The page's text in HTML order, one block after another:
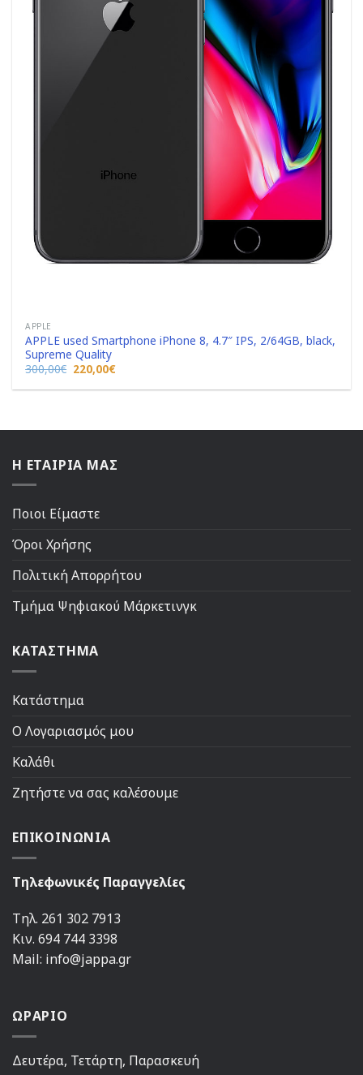
APPLE
APPLE used Smartphone iPhone 8, 4.7″ IPS, 2/64GB, black,
Supreme Quality
300,00€ Original
price
was:
220,00€Η
τιμή
Η ΕΤΑΙΡΙΑ ΜΑΣ
Ποιοι Είμαστε
Όροι Χρήσης
Πολιτική Απορρήτου
Τμήμα Ψηφιακού Μάρκετινγκ
ΚΑΤΑΣΤΗΜΑ
Κατάστημα
Ο Λογαριασμός μου
Καλάθι
Ζητήστε να σας καλέσουμε
ΕΠΙΚΟΙΝΩΝΙΑ
Τηλεφωνικές Παραγγελίες
Τηλ. 261 302 7913
Κιν. 694 744 3398
Mail: info@jappa.gr
ΩΡΑΡΙΟ
Δευτέρα, Τετάρτη, Παρασκευή